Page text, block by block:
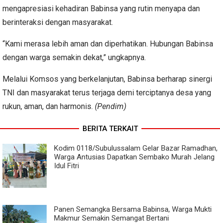
mengapresiasi kehadiran Babinsa yang rutin menyapa dan
berinteraksi dengan masyarakat.
“Kami merasa lebih aman dan diperhatikan. Hubungan Babinsa
dengan warga semakin dekat,” ungkapnya.
Melalui Komsos yang berkelanjutan, Babinsa berharap sinergi
TNI dan masyarakat terus terjaga demi terciptanya desa yang
rukun, aman, dan harmonis. (Pendim)
BERITA TERKAIT
Kodim 0118/Subulussalam Gelar Bazar Ramadhan,
Warga Antusias Dapatkan Sembako Murah Jelang
Idul Fitri
Panen Semangka Bersama Babinsa, Warga Mukti
Makmur Semakin Semangat Bertani